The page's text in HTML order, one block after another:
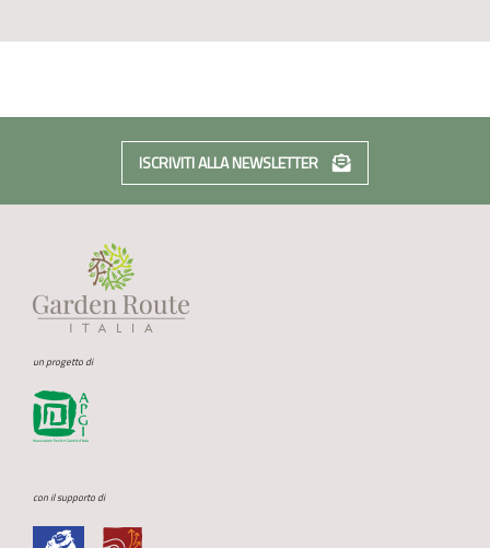
ISCRIVITI ALLA NEWSLETTER
un progetto di
con il supporto di